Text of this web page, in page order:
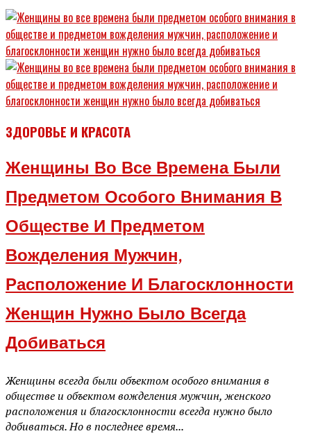
ЗДОРОВЬЕ И КРАСОТА
Женщины Во Все Времена Были
Предметом Особого Внимания В
Обществе И Предметом
Вожделения Мужчин,
Расположение И Благосклонности
Женщин Нужно Было Всегда
Добиваться
Женщины всегда были объектом особого внимания в
обществе и объектом вожделения мужчин, женского
расположения и благосклонности всегда нужно было
добиваться. Но в последнее время...